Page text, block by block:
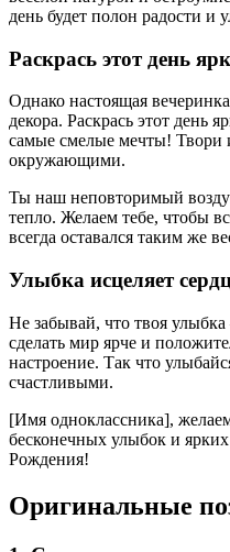
день будет полон радости и
Раскрась этот день
Однако настоящая
декора. Раскрась этот день
самые смелые мечты! Твори
окружающими.
Ты наш неповторимый
тепло. Желаем тебе, чтобы
всегда оставался таким же
Улыбка исцеляет
Не забывай, что твоя
сделать мир ярче и
настроение. Так что
счастливыми.
[Имя одноклассника],
бесконечных улыбок и
Рождения!
Оригинальные